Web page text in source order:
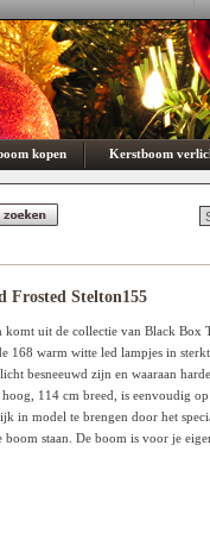
kopen Kerstboom
Frosted Stelton155
komt uit de collectie van Black Box
168 warm witte led lampjes in
besneeuwd zijn en waaraan
114 cm breed, is eenvoudig
in model te brengen door het
boom staan. De boom is voor je